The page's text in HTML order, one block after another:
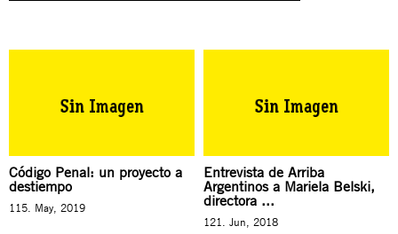
Código Penal: un proyecto a
destiempo
115. May, 2019
Entrevista de Arriba
Argentinos a Mariela Belski,
directora ...
121. Jun, 2018